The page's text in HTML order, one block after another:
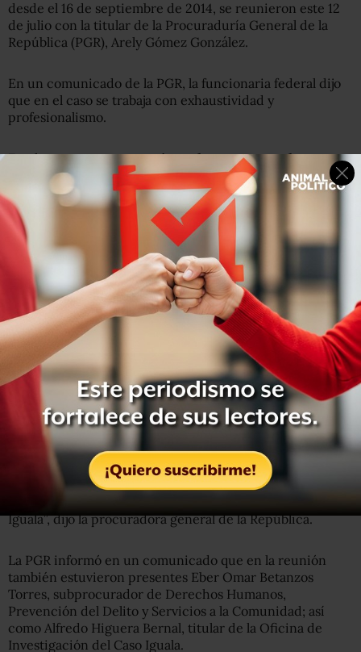
desde el 16 de septiembre de 2014, se reunieron este 12
de julio con la titular de la Procuraduría General de la
República (PGR), Arely Gómez González.
En un comunicado de la PGR, la funcionaria federal dijo
que en el caso se trabaja con exhaustividad y
profesionalismo.
En el encuentro seexpusieron los avances en las
distintas líneas de investigacióny se informó sobre las
acciones de búsqueda que se realizan, contando con
instrumentos tecnológicos de punta.
Además,se informó acerca de de los últimos avances en
la investigación
como son las diligencias practicadas a
raíz de las últimas detenciones de personas relacionadas
con el caso, el análisis exhaustivo en materia de telefonía
y los trabajos periciales en curso.
Gómez González escuchó con los diversos
planteamientos de los familiares, en relación con el
desarrollo de las indagatorias y enfatizó su disposición
para seguir trabajando de manera cercana y conjunta,
tanto en los mecanismos de búsqueda como en los demás
aspectos de la indagatoria.
“Esta institución tiene y mantiene como su mayor
prioridad la investigación de los hechos ocurridos en
Iguala”, dijo la procuradora general de la República.
La PGR informó en un comunicado que en la reunión
también estuvieron presentes Eber Omar Betanzos
Torres, subprocurador de Derechos Humanos,
Prevención del Delito y Servicios a la Comunidad; así
como Alfredo Higuera Bernal, titular de la Oficina de
Investigación del Caso Iguala.